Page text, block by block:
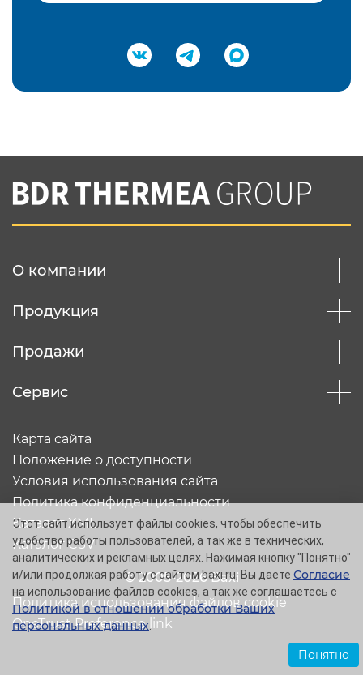
Подтвердить e-mail
Вы соглашаетесь с нашей политикой
конфеденциальности
О компании
Продукция
Продажи
Сервис
© 2005-2026 Baxi
Карта сайта
Положение о доступности
Условия использования сайта
Политика конфиденциальности
Каталог XML
Каталог CSV
Политика использования файлов cookie
OneTrust Preference link
Этот сайт использует файлы cookies, чтобы обеспечить
удобство работы пользователей, а так же в технических,
аналитических и рекламных целях. Нажимая кнопку "Понятно"
и/или продолжая работу с сайтом baxi.ru, Вы даете Согласие
на использование файлов cookies, а так же соглашаетесь с
Политикой в отношении обработки Ваших
персональных данных.
Понятно